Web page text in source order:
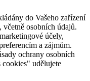
do Vašeho zařízení
osobních údajů.
účely,
a zájmům.
ochrany osobních
udělujete